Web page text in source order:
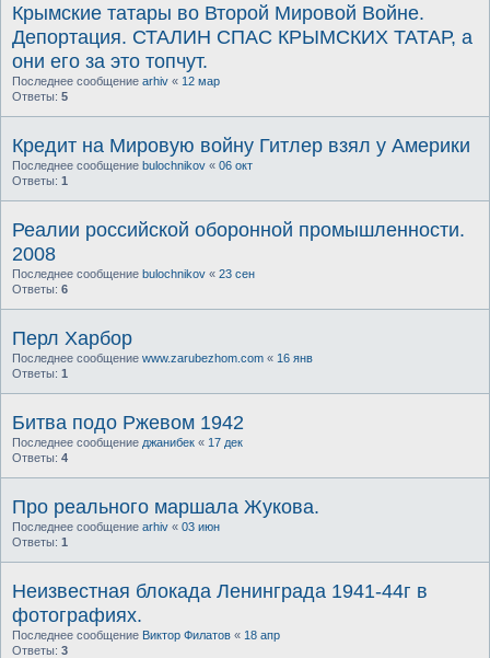
Крымские татары во Второй Мировой Войне.
Депортация. СТАЛИН СПАС КРЫМСКИХ ТАТАР, а
они его за это топчут.
Последнее сообщение arhiv « 12 мар
Ответы: 5
Кредит на Мировую войну Гитлер взял у Америки
Последнее сообщение bulochnikov « 06 окт
Ответы: 1
Реалии российской оборонной промышленности.
2008
Последнее сообщение bulochnikov « 23 сен
Ответы: 6
Перл Харбор
Последнее сообщение www.zarubezhom.com « 16 янв
Ответы: 1
Битва подо Ржевом 1942
Последнее сообщение джанибек « 17 дек
Ответы: 4
Про реального маршала Жукова.
Последнее сообщение arhiv « 03 июн
Ответы: 1
Неизвестная блокада Ленинграда 1941-44г в
фотографиях.
Последнее сообщение Виктор Филатов « 18 апр
Ответы: 3